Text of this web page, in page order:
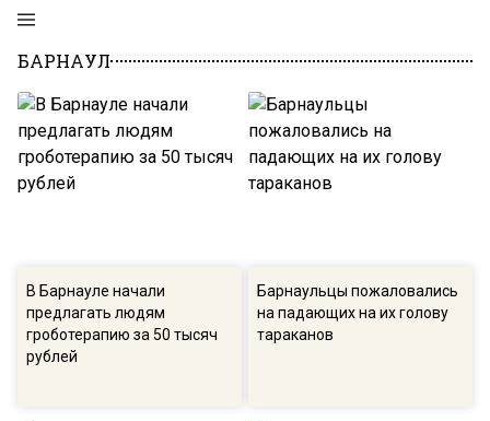
БАРНАУЛ
В Барнауле начали
предлагать людям
гроботерапию за 50 тысяч
рублей
Барнаульцы пожаловались
на падающих на их голову
тараканов